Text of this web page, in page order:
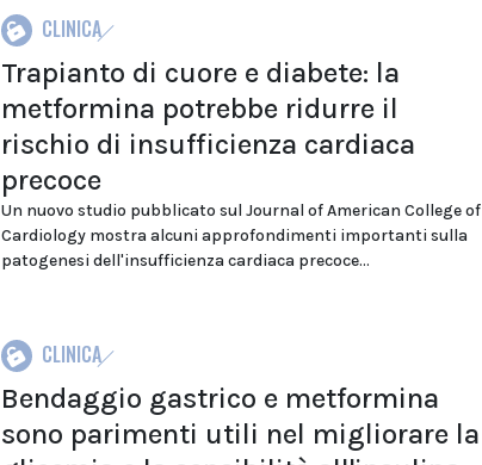
CLINICA
Trapianto di cuore e diabete: la
metformina potrebbe ridurre il
rischio di insufficienza cardiaca
precoce
Un nuovo studio pubblicato sul Journal of American College of
Cardiology mostra alcuni approfondimenti importanti sulla
patogenesi dell'insufficienza cardiaca precoce...
CLINICA
Bendaggio gastrico e metformina
sono parimenti utili nel migliorare la